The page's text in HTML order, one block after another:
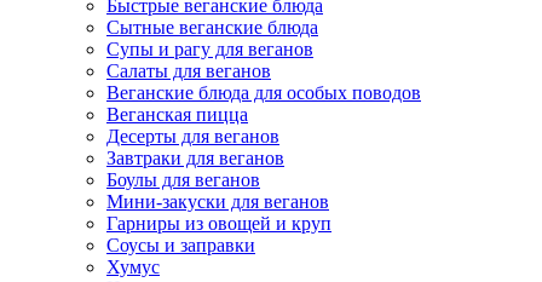
Быстрые веганские блюда
Сытные веганские блюда
Супы и рагу для веганов
Салаты для веганов
Веганские блюда для особых поводов
Веганская пицца
Десерты для веганов
Завтраки для веганов
Боулы для веганов
Мини-закуски для веганов
Гарниры из овощей и круп
Соусы и заправки
Хумус